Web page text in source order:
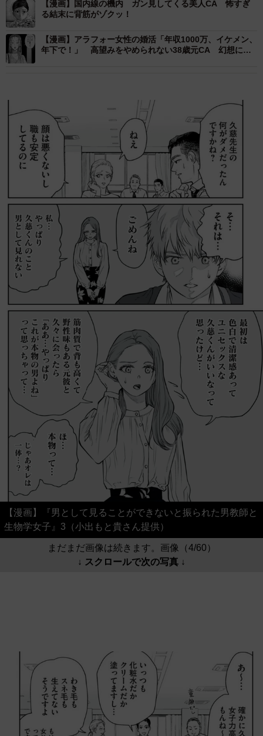
【漫画】国内線の機内 ガン見してくる美人CA 怖すぎ
る結末に背筋がゾクッ！
【漫画】アラフォー女性の婚活「年収1000万、イケメン、
年下で！」 高望みをやめられない38歳元CA 幻想に弄
【漫画】『男として見ることができないと振られた男教師と
生物学女子』3（小出もと貴さん提供）
まだまだ画像は続きます。画像（4/60）
↓ スクロールで次の写真 ↓